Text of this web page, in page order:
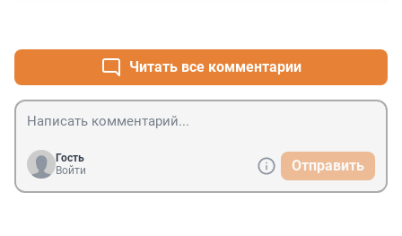
Читать все комментарии
Гость
Войти
Отправить